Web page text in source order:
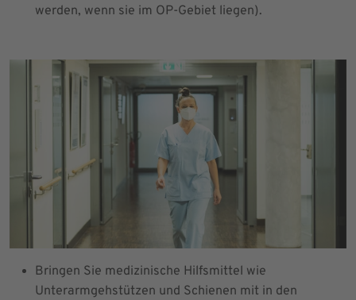
werden, wenn sie im OP-Gebiet liegen).
Bringen Sie medizinische Hilfsmittel wie
Unterarmgehstützen und Schienen mit in den